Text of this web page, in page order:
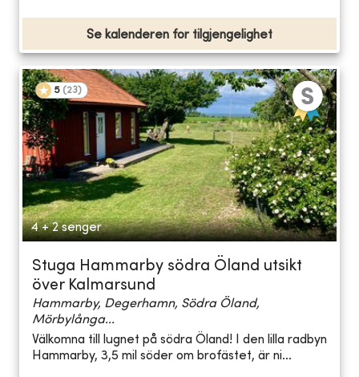
Se kalenderen for tilgjengelighet
5 (23)
4 + 2 senger
Stuga Hammarby södra Öland utsikt
över Kalmarsund
Hammarby, Degerhamn, Södra Öland,
Mörbylånga...
Välkomna till lugnet på södra Öland! I den lilla radbyn
Hammarby, 3,5 mil söder om brofästet, är ni...